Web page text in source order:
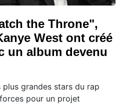
the Throne",
West ont créé
un album devenu
plus grandes stars du rap
pour un projet